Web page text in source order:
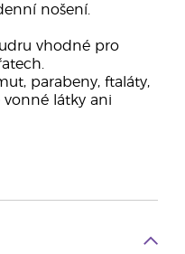
nošení.
vhodné pro
parabeny, ftaláty,
látky ani